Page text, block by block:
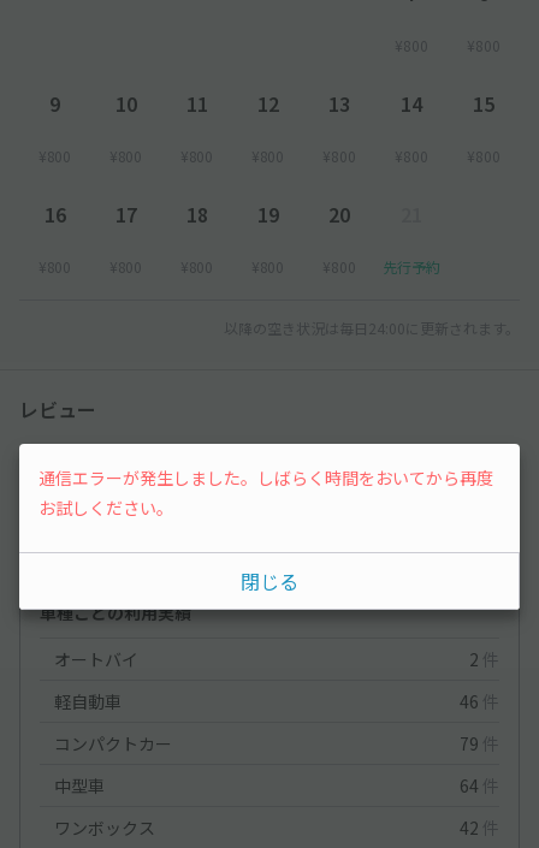
¥800 ¥800
9
¥800
10
¥800
11
¥800
12
¥800
13
¥800
14
¥800
15
¥800
16
¥800
17
¥800
18
¥800
19
¥800
20
¥800 先行予約
以降の空き状況は毎日24:00に更新されます。
レビュー
3.5（2件）
3 駐車料金
車種ごとの利用実績
オートバイ
2 件
軽自動車
46 件
コンパクトカー
79 件
中型車
64 件
ワンボックス
42 件
通信エラーが発生しました。しばらく時間をおいてから再度
お試しください。
閉じる